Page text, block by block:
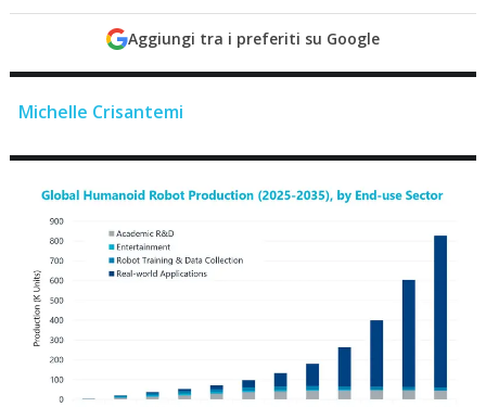
Aggiungi tra i preferiti su Google
Michelle Crisantemi